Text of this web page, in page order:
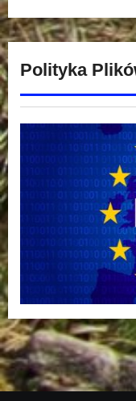
Polityka